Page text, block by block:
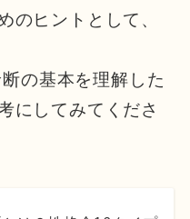
のヒントとして、
の基本を理解した
にしてみてくださ